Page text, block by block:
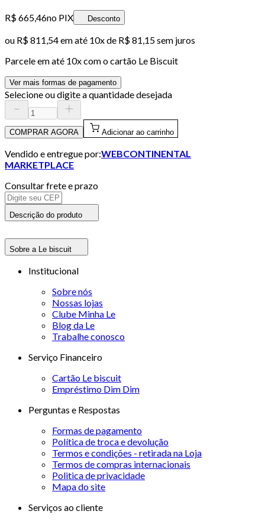
R$ 665,46no PIX Desconto
ou R$ 811,54em até 10x de R$ 81,15 sem juros
Parcele em até 10x com o cartão Le Biscuit
Ver mais formas de pagamento
Selecione ou digite a quantidade desejada
COMPRAR AGORA Adicionar ao carrinho
Vendido e entregue por:WEBCONTINENTAL
MARKETPLACE
Consultar frete e prazo
Descrição do produto
Sobre a Le biscuit
Institucional
Sobre nós
Nossas lojas
Clube Minha Le
Blog da Le
Trabalhe conosco
Serviço Financeiro
Cartão Le biscuit
Empréstimo Dim Dim
Perguntas e Respostas
Formas de pagamento
Política de troca e devolução
Termos e condições - retirada na Loja
Termos de compras internacionais
Politica de privacidade
Mapa do site
Serviços ao cliente